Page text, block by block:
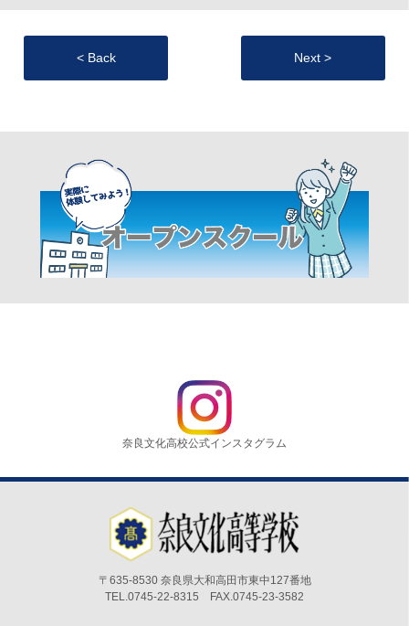
< Back Next >
奈良文化高校公式インスタグラム
〒635-8530 奈良県大和高田市東中127番地
TEL.0745-22-8315 FAX.0745-23-3582